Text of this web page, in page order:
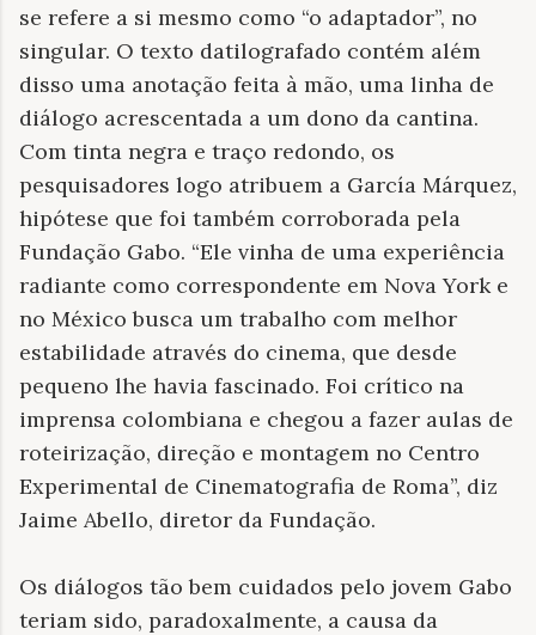
se refere a si mesmo como “o adaptador”, no
singular. O texto datilografado contém além
disso uma anotação feita à mão, uma linha de
diálogo acrescentada a um dono da cantina.
Com tinta negra e traço redondo, os
pesquisadores logo atribuem a García Márquez,
hipótese que foi também corroborada pela
Fundação Gabo. “Ele vinha de uma experiência
radiante como correspondente em Nova York e
no México busca um trabalho com melhor
estabilidade através do cinema, que desde
pequeno lhe havia fascinado. Foi crítico na
imprensa colombiana e chegou a fazer aulas de
roteirização, direção e montagem no Centro
Experimental de Cinematografia de Roma”, diz
Jaime Abello, diretor da Fundação.
Os diálogos tão bem cuidados pelo jovem Gabo
teriam sido, paradoxalmente, a causa da